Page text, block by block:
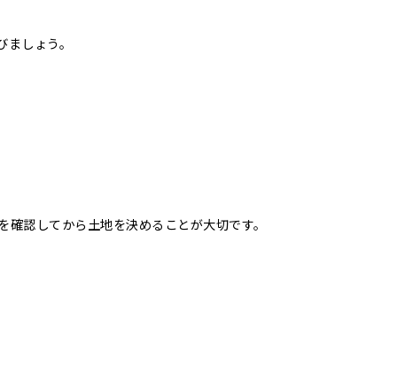
しょう。
認してから土地を決めることが大切です。